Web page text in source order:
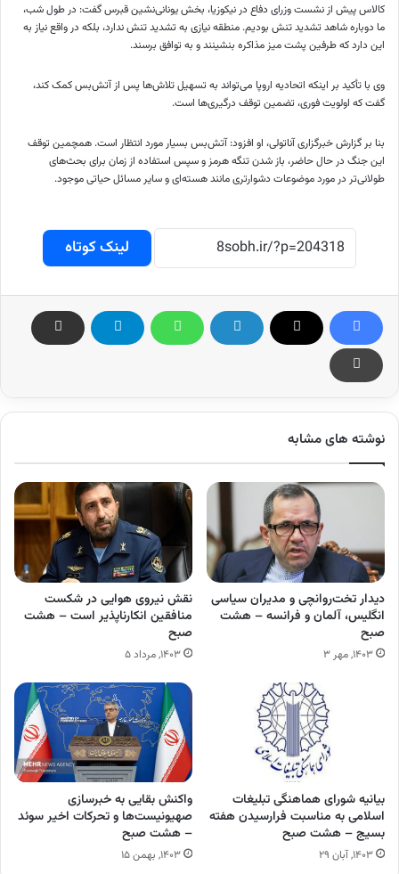
کالاس پیش از نشست وزرای دفاع در نیکوزیا، بخش یونانی‌نشین قبرس گفت: در طول شب،
ما دوباره شاهد تشدید تنش بودیم. منطقه نیازی به تشدید تنش ندارد، بلکه در واقع نیاز به
این دارد که طرفین پشت میز مذاکره بنشینند و به توافق برسند.
وی با تأکید بر اینکه اتحادیه اروپا می‌تواند به تسهیل تلاش‌ها پس از آتش‌بس کمک کند،
گفت که اولویت فوری، تضمین توقف درگیری‌ها است.
بنا بر گزارش خبرگزاری آناتولی، او افزود: آتش‌بس بسیار مورد انتظار است. همچمین توقف
این جنگ در حال حاضر، باز شدن تنگه هرمز و سپس استفاده از زمان برای بحث‌های
طولانی‌تر در مورد موضوعات دشوارتری مانند هسته‌ای و سایر مسائل حیاتی موجود.
لینک کوتاه
نوشته های مشابه
دیدار تخت‌روانچی و مدیران سیاسی
انگلیس، آلمان و فرانسه – هشت
صبح
۱۴۰۳, مهر ۳
نقش نیروی هوایی در شکست
منافقین انکارناپذیر است – هشت
صبح
۱۴۰۳, مرداد ۵
بیانیه شورای هماهنگی تبلیغات
اسلامی به مناسبت فرارسیدن هفته
بسیج – هشت صبح
۱۴۰۳, آبان ۲۹
واکنش بقایی به خبرسازی
صهیونیست‌ها و تحرکات اخیر سوئد
– هشت صبح
۱۴۰۳, بهمن ۱۵